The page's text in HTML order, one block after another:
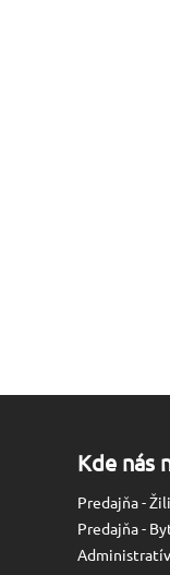
Kde nás
Predajňa -
Predajňa -